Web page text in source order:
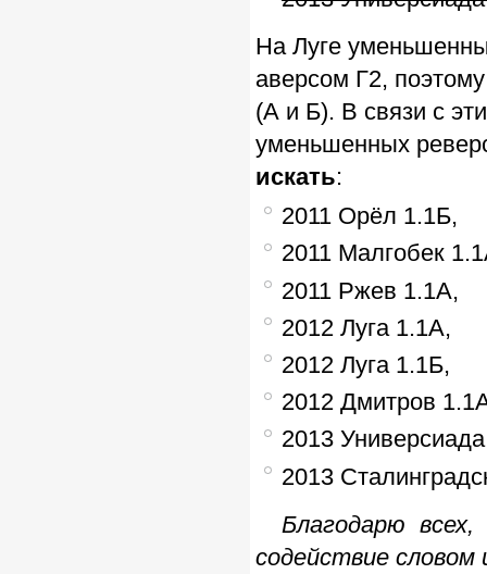
На Луге
аверсом Г2,
(А и Б). В связи с
уменьшенных
искать:
2011 Орёл 1.1Б,
2011 Малгобек
2011 Ржев 1.1А,
2012 Луга 1.1А,
2012 Луга 1.1Б,
2012 Дмитров
2013
2013
Благодарю
содействие словом